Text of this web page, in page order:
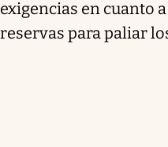
exigencias en cuanto
reservas para paliar